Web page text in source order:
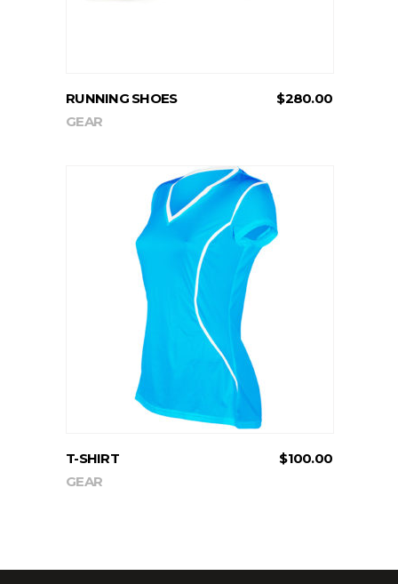
RUNNING SHOES $280.00
GEAR
ADD TO CART
T-SHIRT $100.00
GEAR